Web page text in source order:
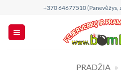
content
+370 64677510 (Panevėžys,
PRADŽIA »